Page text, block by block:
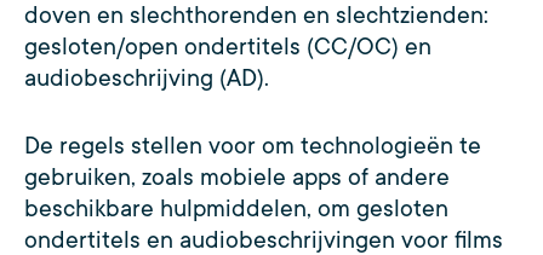
doven en slechthorenden en slechtzienden:
gesloten/open ondertitels (CC/OC) en
audiobeschrijving (AD).
De regels stellen voor om technologieën te
gebruiken, zoals mobiele apps of andere
beschikbare hulpmiddelen, om gesloten
ondertitels en audiobeschrijvingen voor films